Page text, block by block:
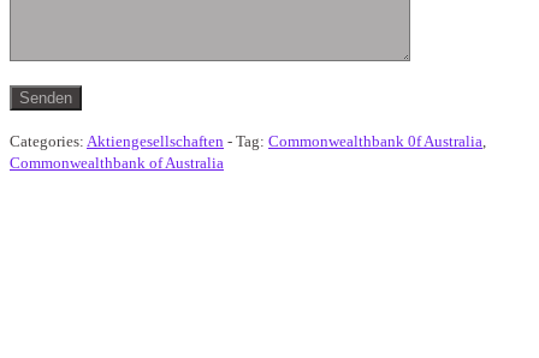
Categories: Aktiengesellschaften - Tag: Commonwealthbank 0f Australia
Commonwealthbank of Australia